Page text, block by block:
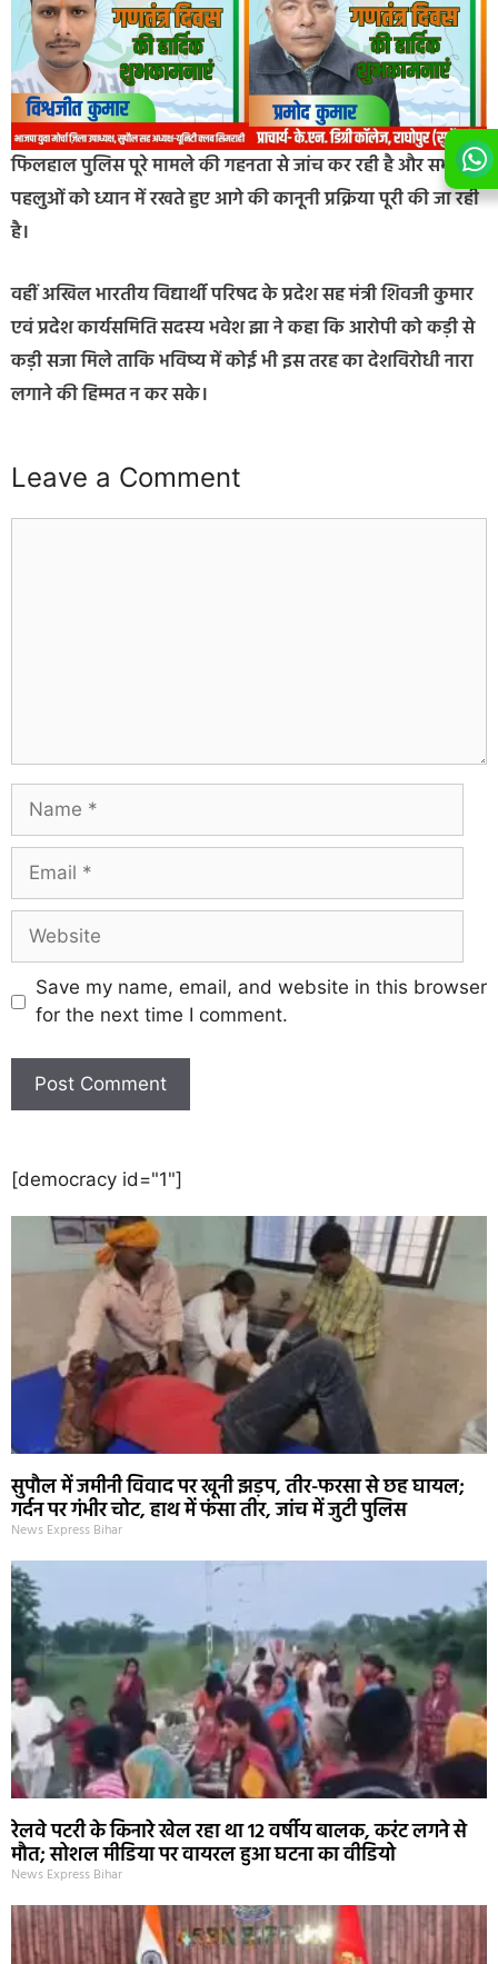
फिलहाल पुलिस पूरे मामले की गहनता से जांच कर रही है और सभी
पहलुओं को ध्यान में रखते हुए आगे की कानूनी प्रक्रिया पूरी की जा रही
है।
वहीं अखिल भारतीय विद्यार्थी परिषद के प्रदेश सह मंत्री शिवजी कुमार
एवं प्रदेश कार्यसमिति सदस्य भवेश झा ने कहा कि आरोपी को कड़ी से
कड़ी सजा मिले ताकि भविष्य में कोई भी इस तरह का देशविरोधी नारा
लगाने की हिम्मत न कर सके।
Leave a Comment
Save my name, email, and website in this browser
for the next time I comment.
[democracy id="1"]
सुपौल में जमीनी विवाद पर खूनी झड़प, तीर-फरसा से छह घायल;
गर्दन पर गंभीर चोट, हाथ में फंसा तीर, जांच में जुटी पुलिस
News Express Bihar
रेलवे पटरी के किनारे खेल रहा था 12 वर्षीय बालक, करंट लगने से
मौत; सोशल मीडिया पर वायरल हुआ घटना का वीडियो
News Express Bihar